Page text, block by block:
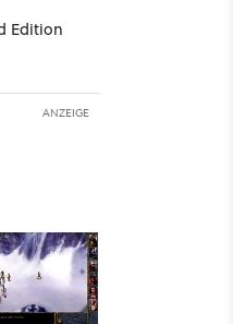
Edition
ANZEIGE